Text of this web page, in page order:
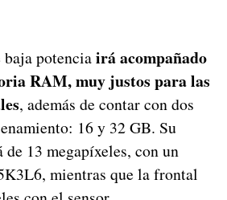
baja potenciairá acompañado
RAM, muy justos para las
, además de contar con dos
16 y 32 GB. Su
de 13 megapíxeles, con un
mientras que la frontal